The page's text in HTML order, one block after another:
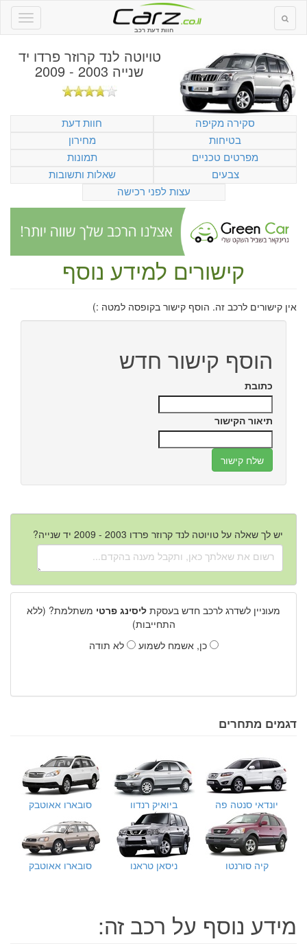
חוות דעת רכב
טויוטה לנד קרוזר פרדו יד
שנייה 2003 - 2009
סקירה מקיפה
חוות דעת
בטיחות
מחירון
מפרטים טכניים
תמונות
צבעים
שאלות ותשובות
עצות לפני רכישה
קישורים למידע נוסף
אין קישורים לרכב זה. הוסף קישור בקופסה למטה :)
הוסף קישור חדש
כתובת
תיאור הקישור
יש לך שאלה על טויוטה לנד קרוזר פרדו 2003 - 2009 יד שנייה?
מעוניין לשדרג לרכב חדש בעסקת ליסינג פרטי משתלמת? (ללא
התחייבות)
כן, אשמח לשמוע
לא תודה
דגמים מתחרים
יונדאי סנטה פה ביואיק רנדוו סובארו אאוטבק
קיה סורנטו ניסאן טראנו סובארו אאוטבק
מידע נוסף על רכב זה: